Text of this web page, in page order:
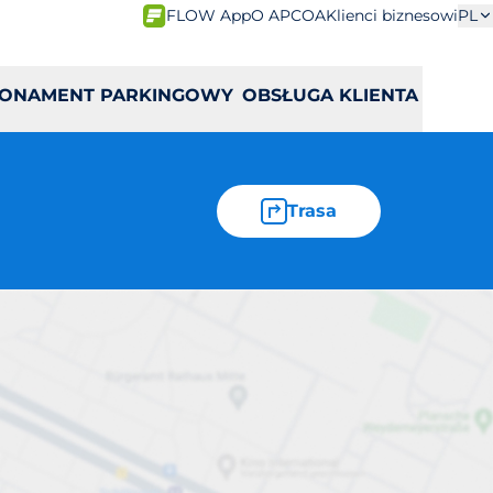
FLOW AppO APCOAKlienci biznesowiPL
PARKINGOWY OBSŁUGA KLIENTA
Trasa
2